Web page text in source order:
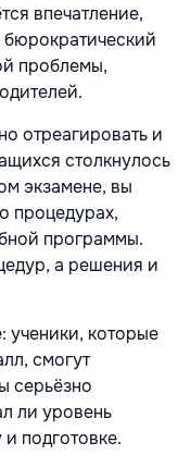
впечатление,
бюрократический
проблемы,
отреагировать и
столкнулось
экзамене, вы
процедурах,
программы.
а решения и
ученики, которые
смогут
серьёзно
ли уровень
подготовке.